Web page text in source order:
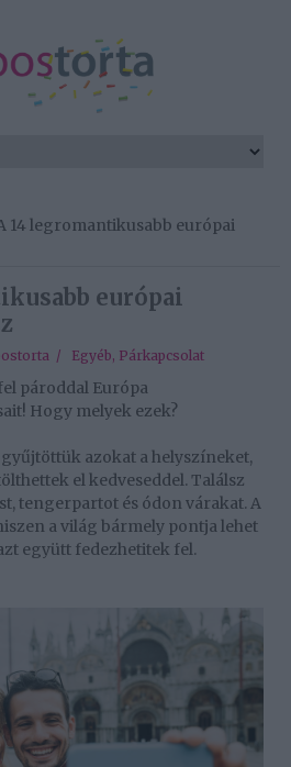
14 legromantikusabb európai
európai
/ Egyéb, Párkapcsolat
pároddal Európa
Hogy melyek ezek?
azokat a helyszíneket,
el kedveseddel. Találsz
tengerpartot és ódon várakat. A
a világ bármely pontja lehet
együtt fedezhetitek fel.